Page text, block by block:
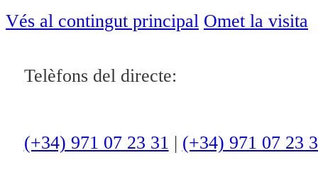
Vés al contingut principal Omet la visita
Telèfons del directe:
(+34) 971 07 23 31 | (+34) 971 07 23
ACTUALITAT
OCI
ENTREVISTES